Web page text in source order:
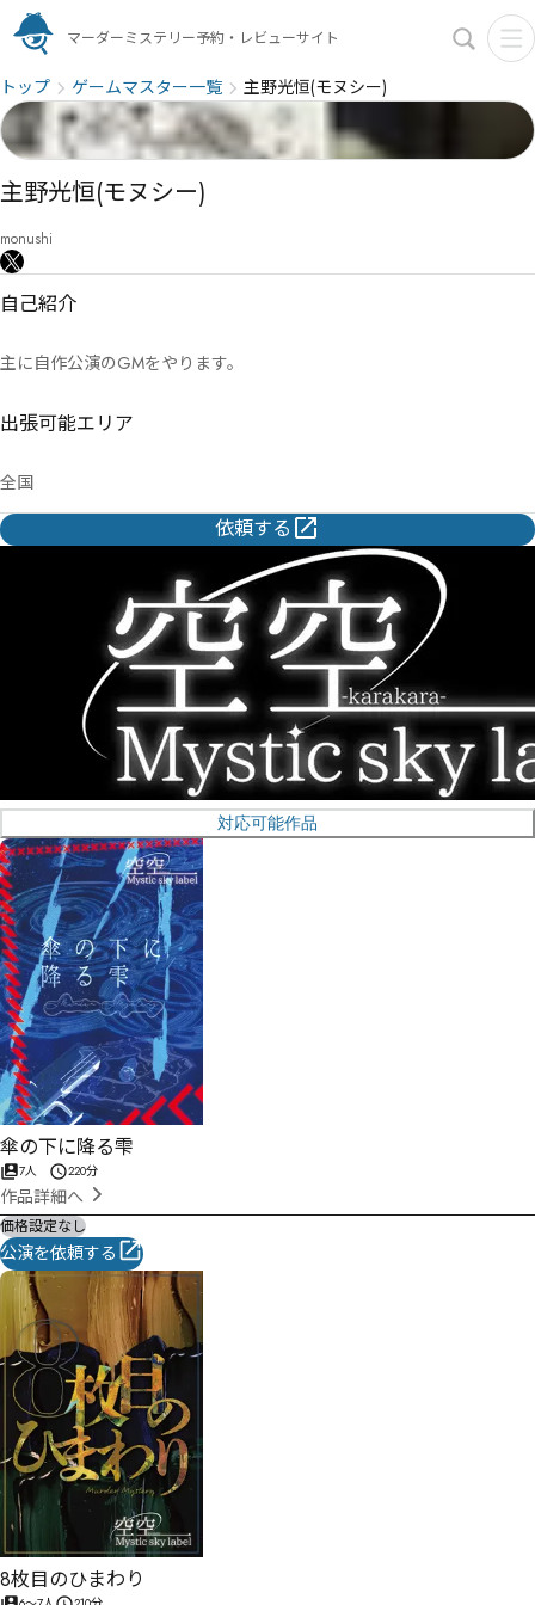
マーダーミステリー予約・レビューサイト
トップ ゲームマスター一覧 主野光恒(モヌシー)
主野光恒(モヌシー)
monushi
自己紹介
主に自作公演のGMをやります。
出張可能エリア
全国
依頼する
対応可能作品
傘の下に降る雫
7人 220分
作品詳細へ
価格設定なし
公演を依頼する
8枚目のひまわり